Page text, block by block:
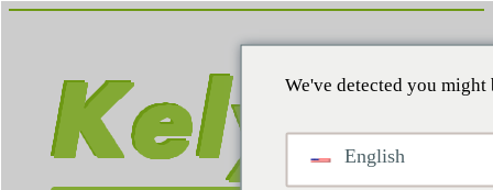
We've detected you
English